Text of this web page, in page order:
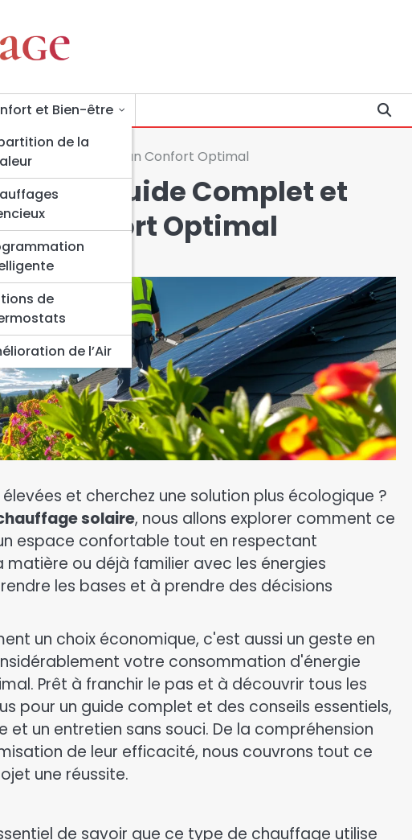
et Bien-être
de la
de
de l’Air
Essentiels pour un Confort Optimal
: Guide Complet et
un Confort Optimal
et cherchez une solution plus écologique ?
solaire, nous allons explorer comment ce
espace confortable tout en respectant
matière ou déjà familier avec les énergies
les bases et à prendre des décisions
un choix économique, c'est aussi un geste en
votre consommation d'énergie
Prêt à franchir le pas et à découvrir tous les
pour un guide complet et des conseils essentiels,
un entretien sans souci. De la compréhension
de leur efficacité, nous couvrons tout ce
une réussite.
de savoir que ce type de chauffage utilise